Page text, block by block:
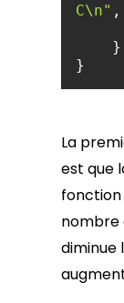
C\n"
}
La
est que
fonction
nombre
diminue